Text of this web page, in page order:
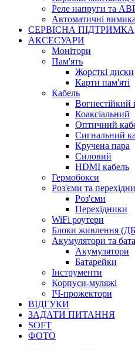
Реле напруги та
Автоматичні
СЕРВІСНА ПІДТРИМКА
АКСЕСУАРИ
Монітори
Пам'ять
Жорсткі диски
Карти пам'яті
Кабель
Вогнестійкий
Коаксіальний
Оптичний
Сигнальний
Кручена пара
Силовий
HDMI кабель
Гермобокси
Роз'єми та
Роз'єми
Перехідники
WiFi роутери
Блоки живлення
Акумулятори та
Акумулятори
Батарейки
Інструменти
Корпуси-муляжі
ІЧ-прожектори
ВІДГУКИ
ЗАДАТИ ПИТАННЯ
SOFT
ФОТО